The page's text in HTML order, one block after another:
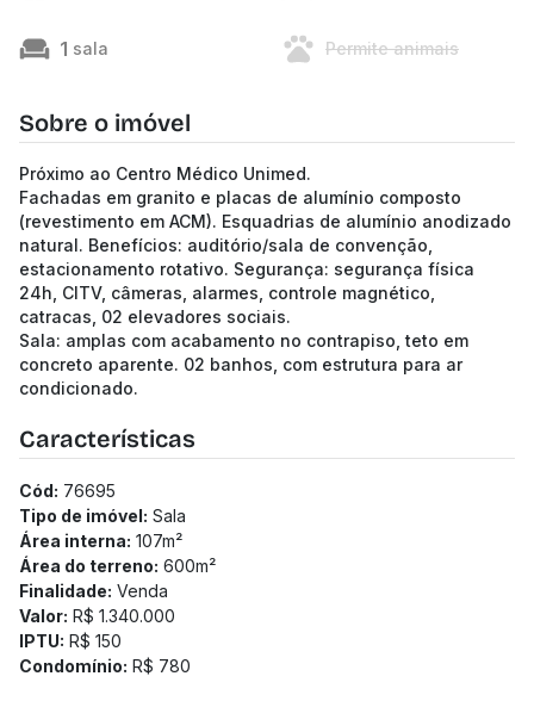
1 sala Permite animais
Sobre o imóvel
Próximo ao Centro Médico Unimed.
Fachadas em granito e placas de alumínio composto
(revestimento em ACM). Esquadrias de alumínio anodizado
natural. Benefícios: auditório/sala de convenção,
estacionamento rotativo. Segurança: segurança física
24h, CITV, câmeras, alarmes, controle magnético,
catracas, 02 elevadores sociais.
Sala: amplas com acabamento no contrapiso, teto em
concreto aparente. 02 banhos, com estrutura para ar
condicionado.
Características
Cód: 76695
Tipo de imóvel: Sala
Área interna: 107m²
Área do terreno: 600m²
Finalidade: Venda
Valor: R$ 1.340.000
IPTU: R$ 150
Condomínio: R$ 780